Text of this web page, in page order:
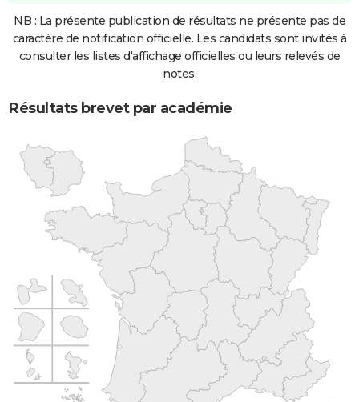
NB : La présente publication de résultats ne présente pas de
caractère de notification officielle. Les candidats sont invités à
consulter les listes d'affichage officielles ou leurs relevés de
notes.
Résultats brevet par académie